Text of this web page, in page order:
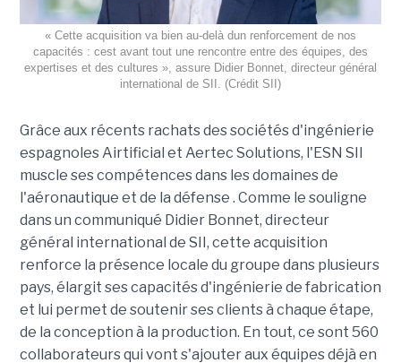
« Cette acquisition va bien au-delà dun renforcement de nos
capacités : cest avant tout une rencontre entre des équipes, des
expertises et des cultures », assure Didier Bonnet, directeur général
international de SII. (Crédit SII)
Grâce aux récents rachats des sociétés d'ingénierie
espagnoles Airtificial et Aertec Solutions, l'ESN SII
muscle ses compétences dans les domaines de
l'aéronautique et de la défense . Comme le souligne
dans un communiqué Didier Bonnet, directeur
général international de SII, cette acquisition
renforce la présence locale du groupe dans plusieurs
pays, élargit ses capacités d'ingénierie de fabrication
et lui permet de soutenir ses clients à chaque étape,
de la conception à la production. En tout, ce sont 560
collaborateurs qui vont s'ajouter aux équipes déjà en